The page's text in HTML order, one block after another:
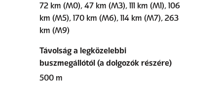
72 km (M0), 47 km (M3), 111 km (M1), 106
km (M5), 170 km (M6), 114 km (M7), 263
km (M9)
Távolság a legközelebbi
buszmegállótól (a dolgozók részére)
500 m